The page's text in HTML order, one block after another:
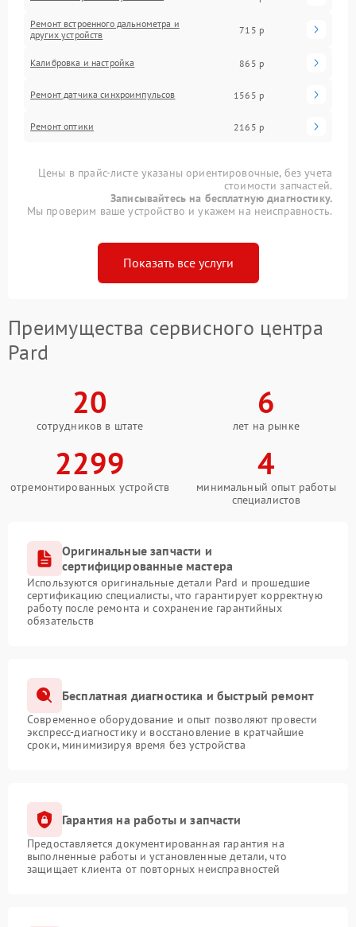
Ремонт встроенного дальнометра и
других устройств
715 р
Калибровка и настройка 865 р
Ремонт датчика синхроимпульсов 1565 р
Ремонт оптики 2165 р
Цены в прайс-листе указаны ориентировочные, без учета
стоимости запчастей.
Записывайтесь на бесплатную диагностику.
Мы проверим ваше устройство и укажем на неисправность.
Показать все услуги
Преимущества сервисного центра
Pard
20
сотрудников в штате
6
лет на рынке
2299
отремонтированных устройств
4
минимальный опыт работы
специалистов
Оригинальные запчасти и
сертифицированные мастера
Используются оригинальные детали Pard и прошедшие
сертификацию специалисты, что гарантирует корректную
работу после ремонта и сохранение гарантийных
обязательств
Бесплатная диагностика и быстрый ремонт
Современное оборудование и опыт позволяют провести
экспресс-диагностику и восстановление в кратчайшие
сроки, минимизируя время без устройства
Гарантия на работы и запчасти
Предоставляется документированная гарантия на
выполненные работы и установленные детали, что
защищает клиента от повторных неисправностей